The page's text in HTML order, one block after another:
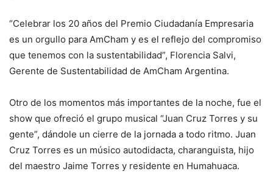
“Celebrar los 20 años del Premio Ciudadanía Empresaria
es un orgullo para AmCham y es el reflejo del compromiso
que tenemos con la sustentabilidad”, Florencia Salvi,
Gerente de Sustentabilidad de AmCham Argentina.
Otro de los momentos más importantes de la noche, fue el
show que ofreció el grupo musical “Juan Cruz Torres y su
gente”, dándole un cierre de la jornada a todo ritmo. Juan
Cruz Torres es un músico autodidacta, charanguista, hijo
del maestro Jaime Torres y residente en Humahuaca.